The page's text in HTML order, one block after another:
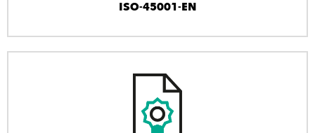
ISO-45001-EN